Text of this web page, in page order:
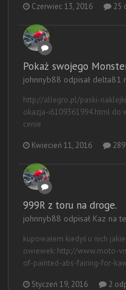
Czerwiec 13, 2016 25
Pokaż swojego
johnnyb88 odpisał delta81
http://allegro.pl/paski-
okazja-i6109361994.html do
cenie
Kwiecień 11, 2016
999R z toru na droge.
johnnyb88 odpisał Kaz na
kupowałem kiedyś u nich
owiewek: http://www.moto-
of-painted-abs-fairing-for-
Styczeń 19, 2016 2